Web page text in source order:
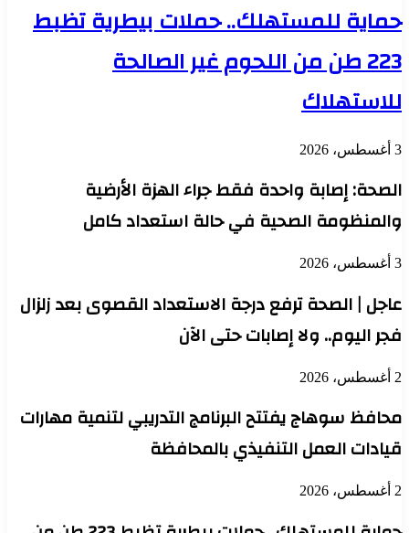
حماية للمستهلك.. حملات بيطرية تظبط
223 طن من اللحوم غير الصالحة
للاستهلاك
3 أغسطس، 2026
الصحة: إصابة واحدة فقط جراء الهزة الأرضية
والمنظومة الصحية في حالة استعداد كامل
3 أغسطس، 2026
عاجل | الصحة ترفع درجة الاستعداد القصوى بعد زلزال
فجر اليوم.. ولا إصابات حتى الآن
2 أغسطس، 2026
محافظ سوهاج يفتتح البرنامج التدريبي لتنمية مهارات
قيادات العمل التنفيذي بالمحافظة
2 أغسطس، 2026